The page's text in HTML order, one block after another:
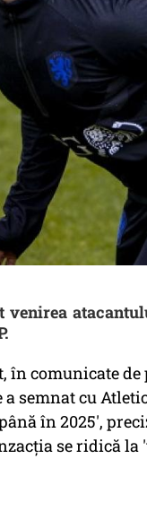
în comunicate
a semnat cu
în 2025',
se ridică